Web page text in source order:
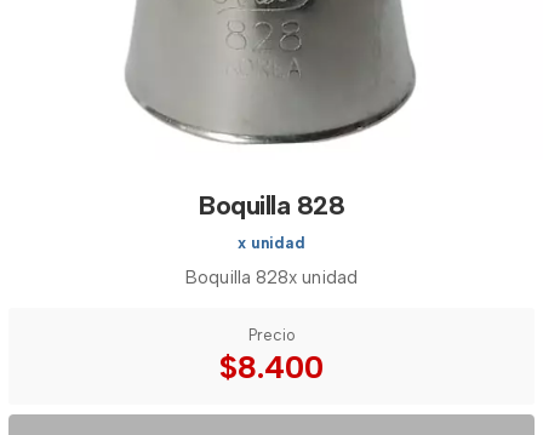
Boquilla 828
x unidad
Boquilla 828x unidad
Precio
$8.400